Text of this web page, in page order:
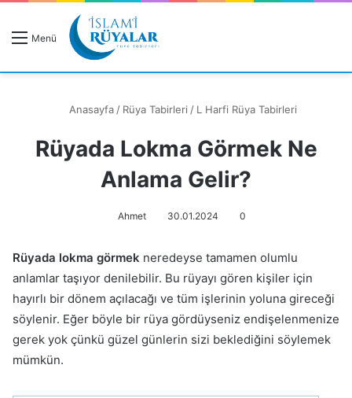
Menü
Anasayfa / Rüya Tabirleri / L Harfi Rüya Tabirleri
Rüyada Lokma Görmek Ne
Anlama Gelir?
Ahmet 30.01.2024 0
Rüyada lokma görmek neredeyse tamamen olumlu
anlamlar taşıyor denilebilir. Bu rüyayı gören kişiler için
hayırlı bir dönem açılacağı ve tüm işlerinin yoluna gireceği
söylenir. Eğer böyle bir rüya gördüyseniz endişelenmenize
gerek yok çünkü güzel günlerin sizi beklediğini söylemek
mümkün.
Rüyanızı Arayın